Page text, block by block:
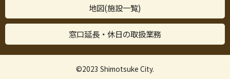
地図(施設一覧)
窓口延長・休日の取扱業務
©2023 Shimotsuke City.